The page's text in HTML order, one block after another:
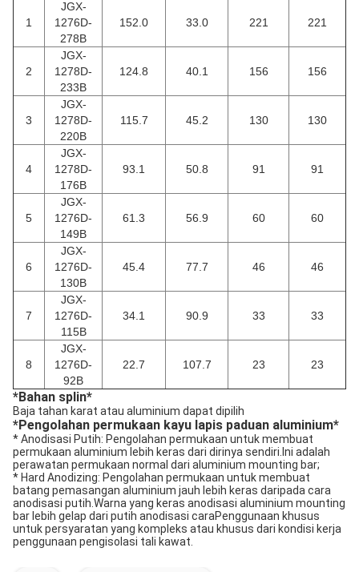
1
JGX-
1276D-
278B
152.0 33.0 221 221
2
JGX-
1278D-
233B
124.8 40.1 156 156
3
JGX-
1278D-
220B
115.7 45.2 130 130
4
JGX-
1278D-
176B
93.1 50.8 91 91
5
JGX-
1276D-
149B
61.3 56.9 60 60
6
JGX-
1276D-
130B
45.4 77.7 46 46
7
JGX-
1276D-
115B
34.1 90.9 33 33
8
JGX-
1276D-
92B
22.7 107.7 23 23
*Bahan splin*
Baja tahan karat atau aluminium dapat dipilih
*Pengolahan permukaan kayu lapis paduan aluminium*
* Anodisasi Putih: Pengolahan permukaan untuk membuat
permukaan aluminium lebih keras dari dirinya sendiri.Ini adalah
perawatan permukaan normal dari aluminium mounting bar;
* Hard Anodizing: Pengolahan permukaan untuk membuat
batang pemasangan aluminium jauh lebih keras daripada cara
anodisasi putih.Warna yang keras anodisasi aluminium mounting
bar lebih gelap dari putih anodisasi caraPenggunaan khusus
untuk persyaratan yang kompleks atau khusus dari kondisi kerja
penggunaan pengisolasi tali kawat.